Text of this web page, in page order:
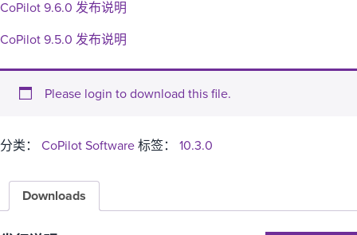
CoPilot 9.6.0 发布说明
CoPilot 9.5.0 发布说明
Please login to download this file.
分类： CoPilot Software标签： 10.3.0
Downloads